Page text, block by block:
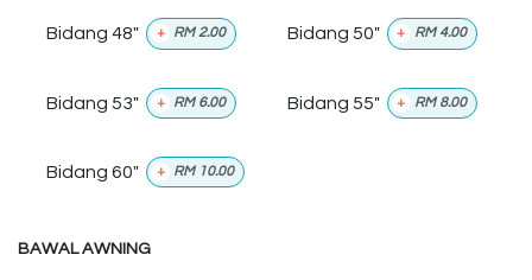
Bidang 48" + RM2.00 Bidang 50" + RM 4.00
Bidang 53" + RM 6.00 Bidang 55" + RM 8.00
Bidang 60" + RM 10.00
BAWAL AWNING